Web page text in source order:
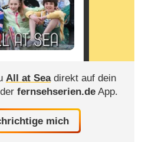
All at Seadirekt auf dein
fernsehserien.deApp.
mich